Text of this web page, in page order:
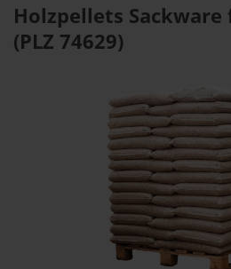
Holzpellets
(PLZ 74629)